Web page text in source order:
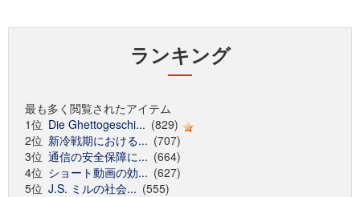
ランキング
最も多く閲覧されたアイテム
1位 Die Ghettogeschi... (829)
2位 新冷戦期における... (707)
3位 通信の安全保障に... (664)
4位 ショート動画の効... (627)
5位 J.S. ミルの社会... (555)